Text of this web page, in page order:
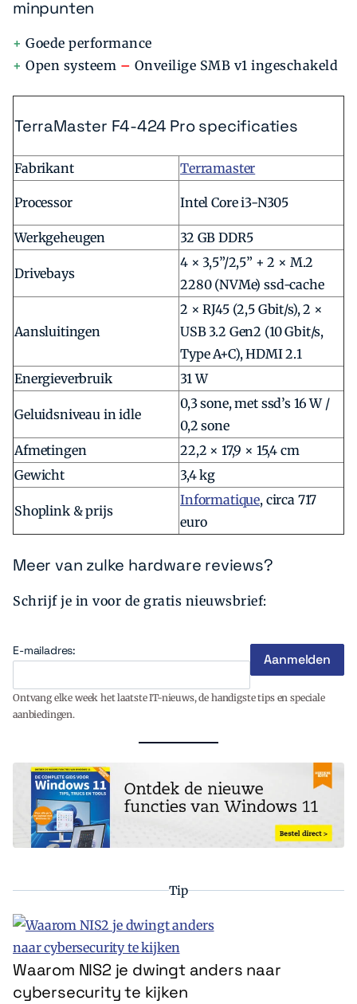
minpunten
+ Goede performance
+ Open systeem – Onveilige SMB v1 ingeschakeld
TerraMaster F4-424 Pro specificaties
Fabrikant Terramaster
Processor Intel Core i3-N305
Werkgeheugen 32 GB DDR5
Drivebays
4 × 3,5”/2,5” + 2 × M.2
2280 (NVMe) ssd-cache
Aansluitingen
2 × RJ45 (2,5 Gbit/s), 2 ×
USB 3.2 Gen2 (10 Gbit/s,
Type A+C), HDMI 2.1
Energieverbruik
31 W
Geluidsniveau in idle
0,3 sone, met ssd’s 16 W /
0,2 sone
Afmetingen
22,2 × 17,9 × 15,4 cm
Gewicht
3,4 kg
Shoplink & prijs
Informatique, circa 717
euro
Meer van zulke hardware reviews?
Schrijf je in voor de gratis nieuwsbrief:
E-mailadres:
Ontvang elke week het laatste IT-nieuws, de handigste tips en speciale
aanbiedingen.
Tip
Waarom NIS2 je dwingt anders naar
cybersecurity te kijken